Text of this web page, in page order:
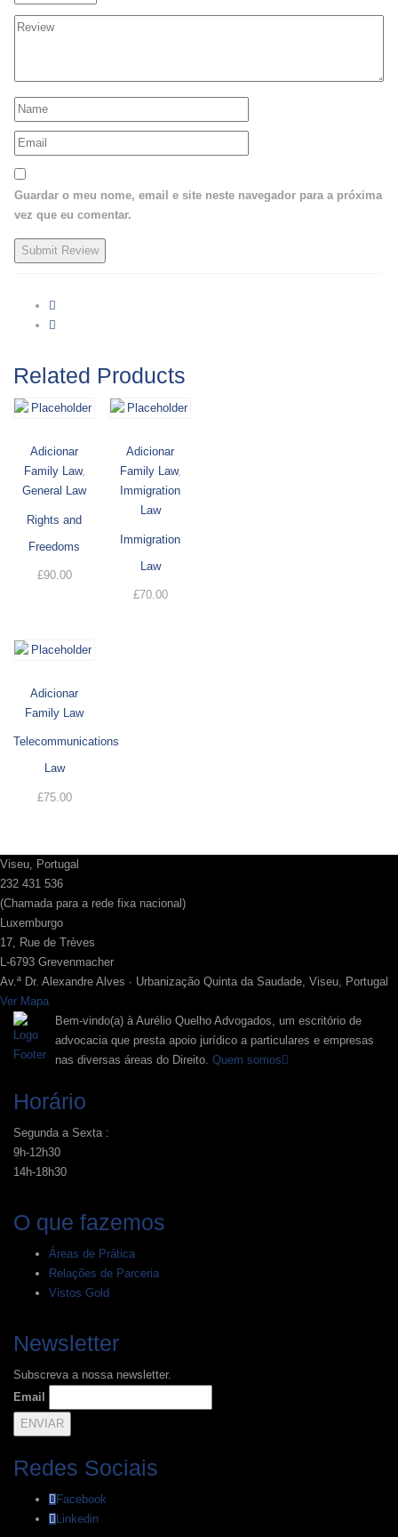
Guardar o meu nome, email e site neste navegador para a próxima
vez que eu comentar.
Related Products
Adicionar
Family Law,
General Law
Rights and
Freedoms
£90.00
Adicionar
Family Law,
Immigration
Law
Immigration
Law
£70.00
Adicionar
Family Law
Telecommunications
Law
£75.00
Viseu, Portugal
232 431 536
(Chamada para a rede fixa nacional)
Luxemburgo
17, Rue de Trèves
L-6793 Grevenmacher
Av.ª Dr. Alexandre Alves ∙ Urbanização Quinta da Saudade, Viseu, Portugal
Ver Mapa
Bem-vindo(a) à Aurélio Quelho Advogados, um escritório de
advocacia que presta apoio jurídico a particulares e empresas
nas diversas áreas do Direito. Quem somos
Horário
Segunda a Sexta :
9h-12h30
14h-18h30
O que fazemos
Áreas de Prática
Relações de Parceria
Vistos Gold
Newsletter
Subscreva a nossa newsletter.
Email
Redes Sociais
Facebook
Linkedin